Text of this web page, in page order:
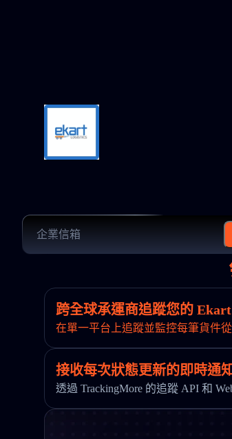
跨全球承運商追蹤您的
在單一平台上追蹤並監控每筆貨件
接收每次狀態更新的即時通知
透過 TrackingMore 的追蹤 API 和